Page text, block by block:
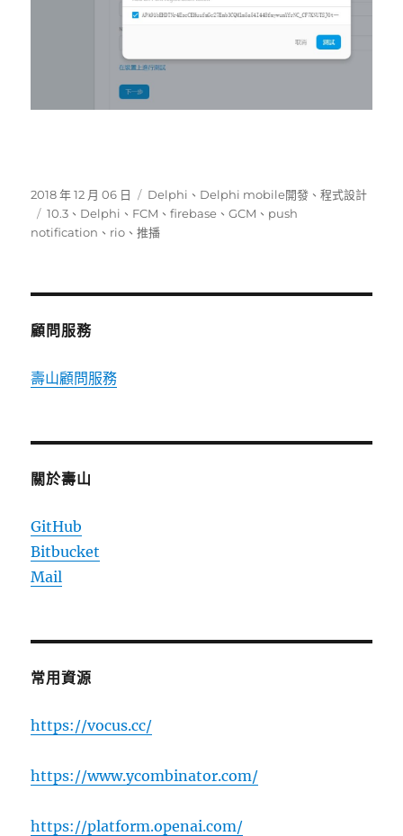
發
佈
日
2018 年 12 月 06 日
分
類
Delphi 、 Delphi mobile開發 、程式設計
標
籤
10.3 、 Delphi 、 FCM 、firebase 、GCM 、 push
notification 、 rio 、推播
顧問服務
壽山顧問服務
關於壽山
GitHub
Bitbucket
Mail
常用資源
https://vocus.cc/
https://www.ycombinator.com/
https://platform.openai.com/